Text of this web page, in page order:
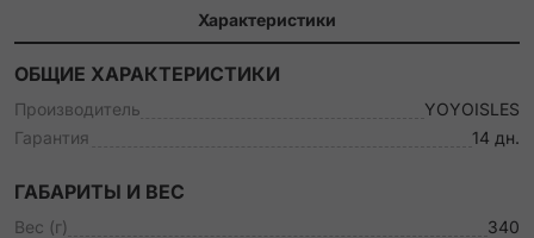
Характеристики
ОБЩИЕ ХАРАКТЕРИСТИКИ
Производитель
YOYOISLES
Гарантия
14 дн.
ГАБАРИТЫ И ВЕС
Вес (г)
340